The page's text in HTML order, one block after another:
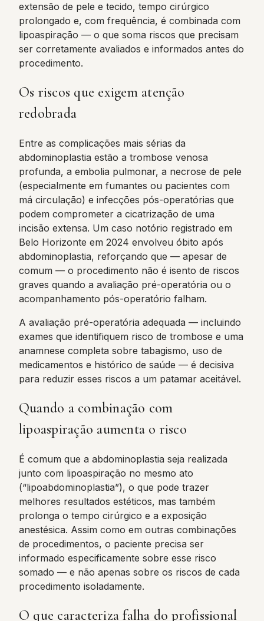
extensão de pele e tecido, tempo cirúrgico
prolongado e, com frequência, é combinada com
lipoaspiração — o que soma riscos que precisam
ser corretamente avaliados e informados antes do
procedimento.
Os riscos que exigem atenção
redobrada
Entre as complicações mais sérias da
abdominoplastia estão a trombose venosa
profunda, a embolia pulmonar, a necrose de pele
(especialmente em fumantes ou pacientes com
má circulação) e infecções pós-operatórias que
podem comprometer a cicatrização de uma
incisão extensa. Um caso notório registrado em
Belo Horizonte em 2024 envolveu óbito após
abdominoplastia, reforçando que — apesar de
comum — o procedimento não é isento de riscos
graves quando a avaliação pré-operatória ou o
acompanhamento pós-operatório falham.
A avaliação pré-operatória adequada — incluindo
exames que identifiquem risco de trombose e uma
anamnese completa sobre tabagismo, uso de
medicamentos e histórico de saúde — é decisiva
para reduzir esses riscos a um patamar aceitável.
Quando a combinação com
lipoaspiração aumenta o risco
É comum que a abdominoplastia seja realizada
junto com lipoaspiração no mesmo ato
(“lipoabdominoplastia”), o que pode trazer
melhores resultados estéticos, mas também
prolonga o tempo cirúrgico e a exposição
anestésica. Assim como em outras combinações
de procedimentos, o paciente precisa ser
informado especificamente sobre esse risco
somado — e não apenas sobre os riscos de cada
procedimento isoladamente.
O que caracteriza falha do profissional